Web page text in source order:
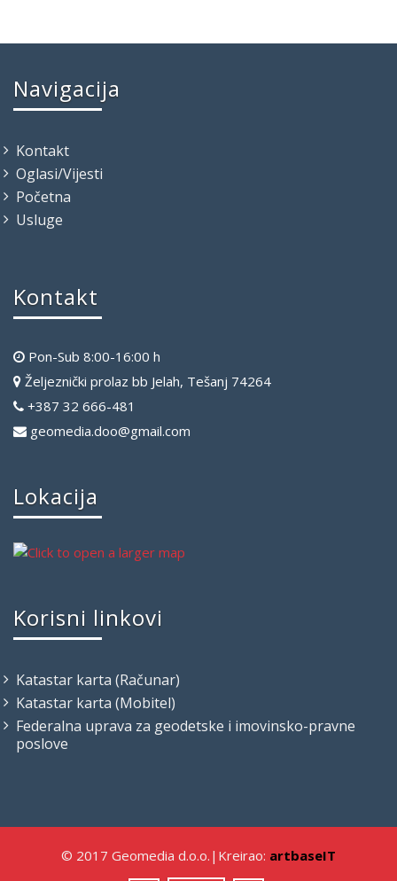
Navigacija
Kontakt
Oglasi/Vijesti
Početna
Usluge
Kontakt
Pon-Sub 8:00-16:00 h
Željeznički prolaz bb Jelah, Tešanj 74264
+387 32 666-481
geomedia.doo@gmail.com
Lokacija
Korisni linkovi
Katastar karta (Računar)
Katastar karta (Mobitel)
Federalna uprava za geodetske i imovinsko-pravne
poslove
© 2017 Geomedia d.o.o.|Kreirao: artbaseIT